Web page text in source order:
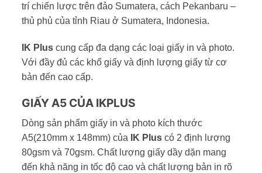
trí chiến lược trên đảo Sumatera, cách Pekanbaru –
thủ phủ của tỉnh Riau ở Sumatera, Indonesia.
IK Pluscung cấp đa dạng các loại giấy in và photo.
Với đầy đủ các khổ giấy và định lượng giấy từ cơ
bản đến cao cấp.
GIẤY A5 CỦA IKPLUS
Dòng sản phẩm giấy in và photo kích thước
A5(210mm x 148mm) của
IK Pluscó 2 định lượng
80gsm và 70gsm. Chất lượng giấy dầy dặn mang
đến khả năng in tốc độ cao và chất lượng bản in rõ